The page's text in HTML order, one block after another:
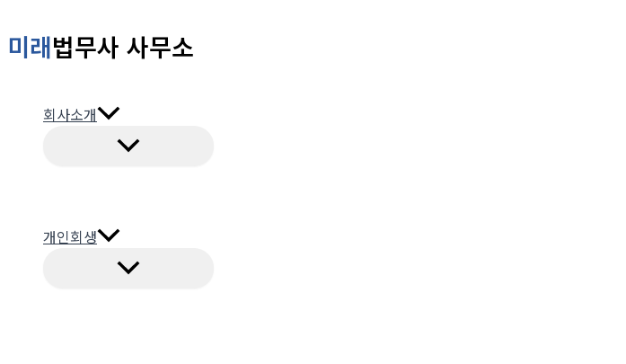
텐
미래법무사 사무소
회사소개
개인회생